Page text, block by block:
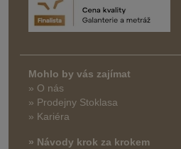
Mohlo by vás zajímat
» O nás
» Prodejny Stoklasa
» Kariéra
» Návody krok za krokem